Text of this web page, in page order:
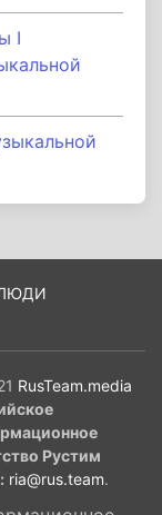
I
RusTeam.media
Рустим
ria@rus.team.